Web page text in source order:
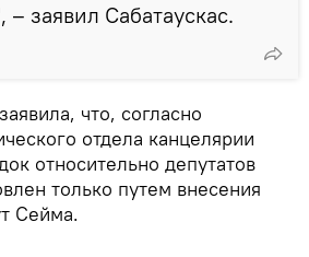
заявил Сабатаускас.
что, согласно
отдела канцелярии
относительно депутатов
только путем внесения
Сейма.